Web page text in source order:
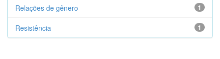
1
Relações de gênero
1
Resistência